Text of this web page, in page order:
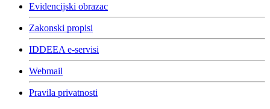
Evidencijski obrazac
Zakonski propisi
IDDEEA e-servisi
Webmail
Pravila privatnosti